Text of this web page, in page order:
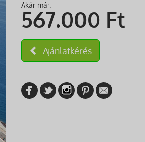
Akár már:
567.000 Ft
Ajánlatkérés